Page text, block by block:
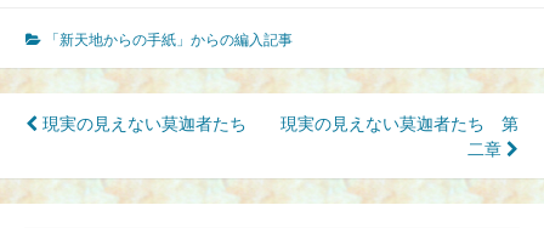
「新天地からの手紙」からの編入記事
投
ナ
ビ
現実の見えない莫迦者たち
現実の見えない莫迦者たち 第
二章